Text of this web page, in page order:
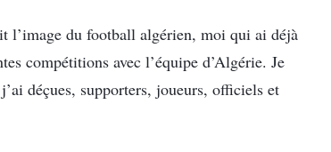
l’image du football algérien, moi qui ai déjà
compétitions avec l’équipe d’Algérie. Je
déçues, supporters, joueurs, officiels et